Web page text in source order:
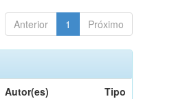
Anterior 1 Próximo
Autor(es) Tipo